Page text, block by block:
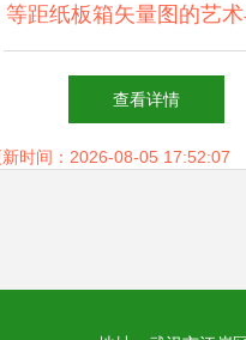
等距纸板箱矢量图的艺
用
查看详情
时间：2026-08-05 17:52:07